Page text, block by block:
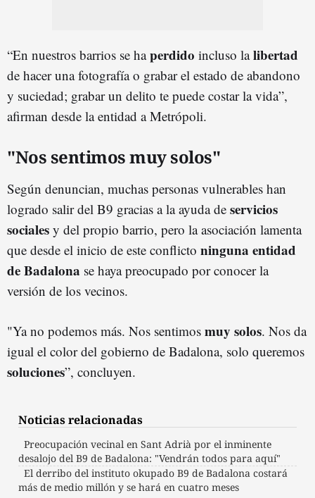
“En nuestros barrios se haperdido incluso lalibertad
de hacer una fotografía o grabar el estado de abandono
y suciedad; grabar un delito te puede costar la vida”,
afirman desde la entidad a Metrópoli.
"Nos sentimos muy solos"
Según denuncian, muchas personas vulnerables han
logrado salir del B9 gracias a la ayuda de servicios
sociales y del propio barrio, pero la asociación lamenta
que desde el inicio de este conflicto ninguna entidad
de Badalona se haya preocupado por conocer la
versión de los vecinos.
"Ya no podemos más. Nos sentimos muy solos. Nos da
igual el color del gobierno de Badalona, solo queremos
soluciones”, concluyen.
Noticias relacionadas
Preocupación vecinal en Sant Adrià por el inminente
desalojo del B9 de Badalona: "Vendrán todos para aquí"
El derribo del instituto okupado B9 de Badalona costará
más de medio millón y se hará en cuatro meses